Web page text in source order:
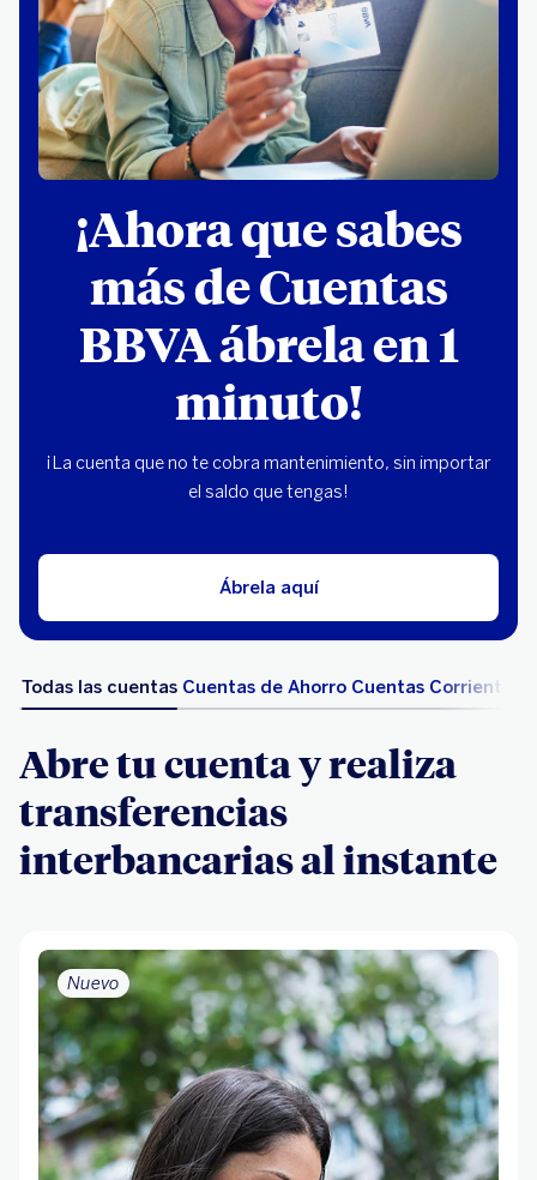
¡Ahora que sabes
más de Cuentas
BBVA ábrela en 1
minuto!
¡La cuenta que no te cobra mantenimiento, sin importar
el saldo que tengas!
Ábrela aquí
Todas las cuentas Cuentas de Ahorro Cuentas Corriente
Abre tu cuenta y realiza
transferencias
interbancarias al instante
Nuevo